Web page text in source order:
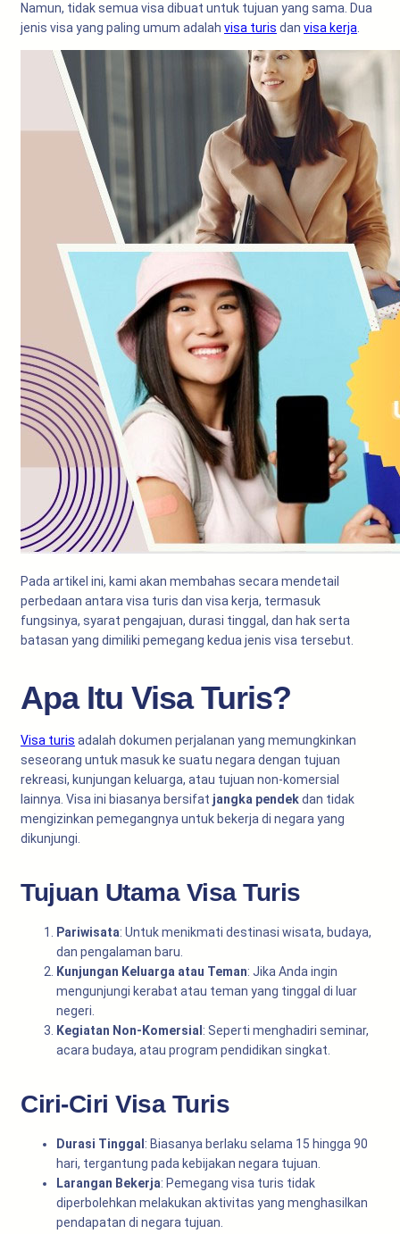
Namun, tidak semua visa dibuat untuk tujuan yang sama. Dua
jenis visa yang paling umum adalah visa turis dan visa kerja
Pada artikel ini, kami akan membahas secara mendetail
perbedaan antara visa turis dan visa kerja, termasuk
fungsinya, syarat pengajuan, durasi tinggal, dan hak serta
batasan yang dimiliki pemegang kedua jenis visa tersebut.
Apa Itu Visa Turis?
Visa turis adalah dokumen perjalanan yang memungkinkan
seseorang untuk masuk ke suatu negara dengan tujuan
rekreasi, kunjungan keluarga, atau tujuan non-komersial
lainnya. Visa ini biasanya bersifat jangka pendekdan tidak
mengizinkan pemegangnya untuk bekerja di negara yang
dikunjungi.
Tujuan Utama Visa Turis
Pariwisata: Untuk menikmati destinasi wisata, budaya,
dan pengalaman baru.
Kunjungan Keluarga atau Teman: Jika Anda ingin
mengunjungi kerabat atau teman yang tinggal di luar
negeri.
Kegiatan Non-Komersial : Seperti menghadiri seminar,
acara budaya, atau program pendidikan singkat.
Ciri-Ciri Visa Turis
Durasi Tinggal : Biasanya berlaku selama 15 hingga 90
hari, tergantung pada kebijakan negara tujuan.
Larangan Bekerja: Pemegang visa turis tidak
diperbolehkan melakukan aktivitas yang menghasilkan
pendapatan di negara tujuan.